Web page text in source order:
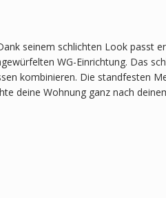
seinem schlichten Look passt
WG-Einrichtung. Das
kombinieren. Die standfesten
deine Wohnung ganz nach